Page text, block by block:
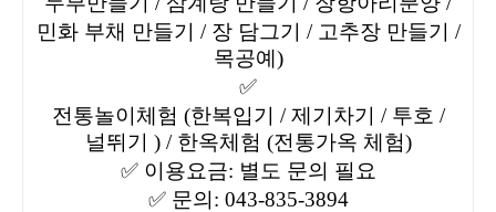
민화 부채 만들기 / 장 담그기 / 고추장 만들기 /
목공예)
✅
전통놀이체험 (한복입기 / 제기차기 / 투호 /
널뛰기 ) / 한옥체험 (전통가옥 체험)
✅ 이용요금: 별도 문의 필요
✅ 문의: 043-835-3894